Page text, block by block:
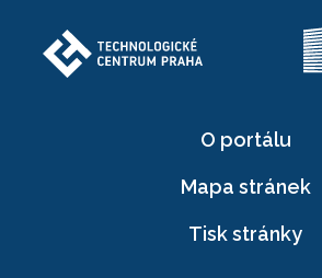
O portálu
Mapa stránek
Tisk stránky